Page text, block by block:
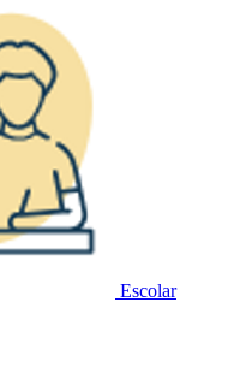
Escolar